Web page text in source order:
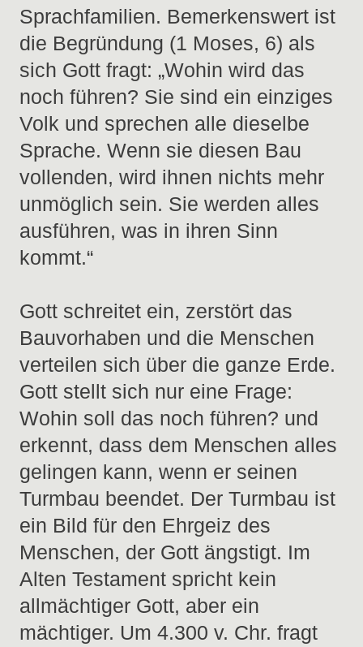
Sprachfamilien. Bemerkenswert ist
die Begründung (1 Moses, 6) als
sich Gott fragt: „Wohin wird das
noch führen? Sie sind ein einziges
Volk und sprechen alle dieselbe
Sprache. Wenn sie diesen Bau
vollenden, wird ihnen nichts mehr
unmöglich sein. Sie werden alles
ausführen, was in ihren Sinn
kommt.“
Gott schreitet ein, zerstört das
Bauvorhaben und die Menschen
verteilen sich über die ganze Erde.
Gott stellt sich nur eine Frage:
Wohin soll das noch führen? und
erkennt, dass dem Menschen alles
gelingen kann, wenn er seinen
Turmbau beendet. Der Turmbau ist
ein Bild für den Ehrgeiz des
Menschen, der Gott ängstigt. Im
Alten Testament spricht kein
allmächtiger Gott, aber ein
mächtiger. Um 4.300 v. Chr. fragt